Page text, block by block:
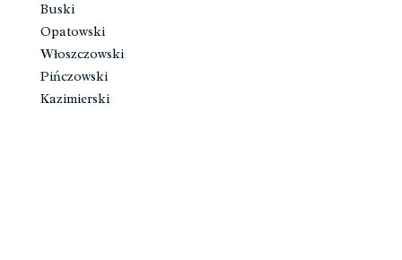
Buski
Opatowski
Włoszczowski
Pińczowski
Kazimierski